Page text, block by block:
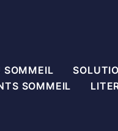
SOMMEIL
SOMMEIL